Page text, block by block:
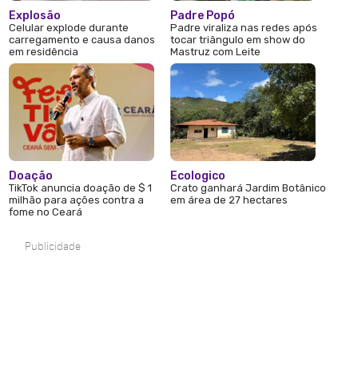
Explosão
Celular explode durante
carregamento e causa danos
em residência
Doação
TikTok anuncia doação de $ 1
milhão para ações contra a
fome no Ceará
Padre Popó
Padre viraliza nas redes após
tocar triângulo em show do
Mastruz com Leite
Ecologico
Crato ganhará Jardim Botânico
em área de 27 hectares
Publicidade